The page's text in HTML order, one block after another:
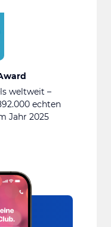
weltweit –
echten
Jahr 2025